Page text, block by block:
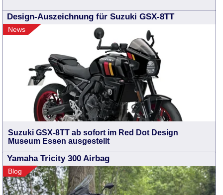
Design-Auszeichnung für Suzuki GSX-8TT
News
Suzuki GSX-8TT ab sofort im Red Dot Design
Museum Essen ausgestellt
Yamaha Tricity 300 Airbag
Blog